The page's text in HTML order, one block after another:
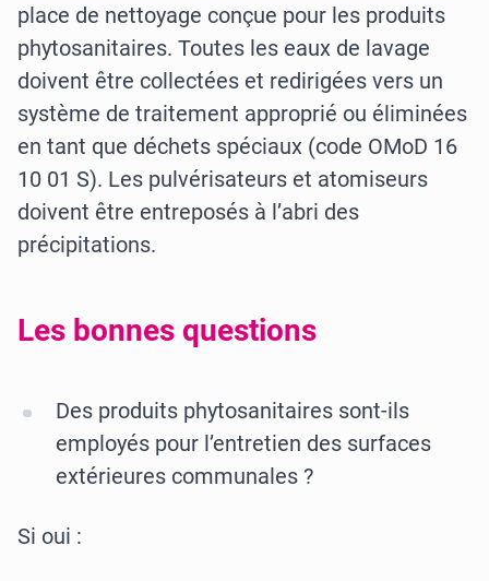
place de nettoyage conçue pour les produits
phytosanitaires. Toutes les eaux de lavage
doivent être collectées et redirigées vers un
système de traitement approprié ou éliminées
en tant que déchets spéciaux (code OMoD 16
10 01 S). Les pulvérisateurs et atomiseurs
doivent être entreposés à l’abri des
précipitations.
Les bonnes questions
Des produits phytosanitaires sont-ils
employés pour l’entretien des surfaces
extérieures communales ?
Si oui :